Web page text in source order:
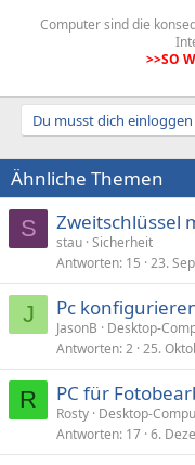
Computer sind die
>>SO
Du musst dich
Ähnliche Themen
S Zweitschlüssel
stau Sicherheit
Antworten 15 23.
J Pc
JasonB
Desktop-
Antworten 2 25.
R PC für
Rosty Desktop-
Antworten 17 6.